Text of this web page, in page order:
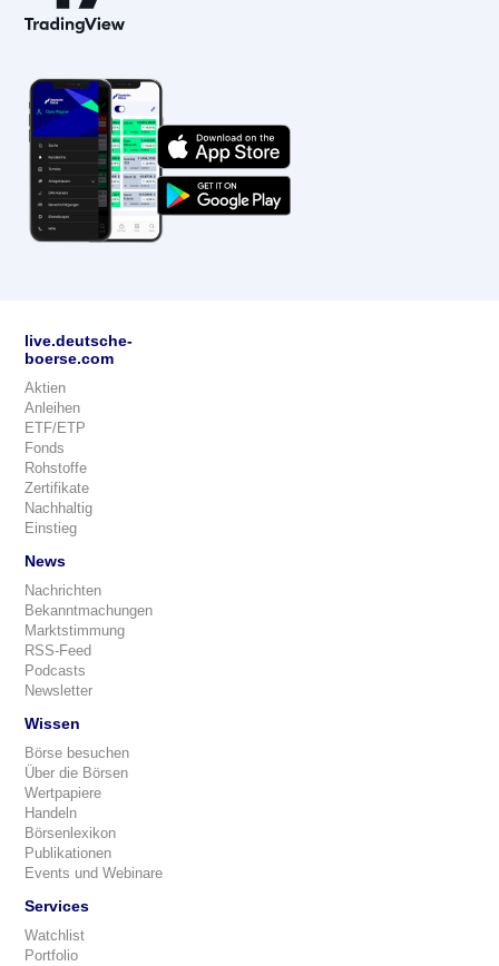
live.deutsche-
boerse.com
Aktien
Anleihen
ETF/ETP
Fonds
Rohstoffe
Zertifikate
Nachhaltig
Einstieg
News
Nachrichten
Bekanntmachungen
Marktstimmung
RSS-Feed
Podcasts
Newsletter
Wissen
Börse besuchen
Über die Börsen
Wertpapiere
Handeln
Börsenlexikon
Publikationen
Events und Webinare
Services
Watchlist
Portfolio